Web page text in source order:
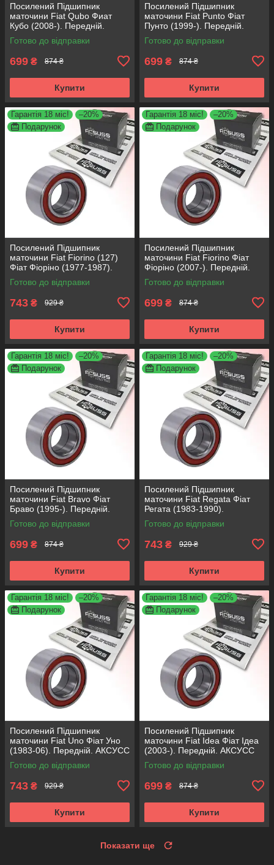
Посилений Підшипник
маточини Fiat Qubo Фиат
Кубо (2008-). Передній.
АКСУСС Корея! VKBA3538 ,
R158.44 , 713690750
Готово до відправки
699 ₴ 874 ₴
Купити
Посилений Підшипник
маточини Fiat Punto Фіат
Пунто (1999-). Передній.
АКСУСС Корея! VKBA3538 ,
R158.44 , 713690750
Готово до відправки
699 ₴ 874 ₴
Купити
Гарантія 18 міс!
–20%
Подарунок
Посилений Підшипник
маточини Fiat Fiorino (127)
Фіат Фіоріно (1977-1987).
Передній. АКСУСС Корея!
VKBA1410 , R182.60 ,
Готово до відправки
743 ₴ 929 ₴
Купити
Гарантія 18 міс!
–20%
Подарунок
Посилений Підшипник
маточини Fiat Fiorino Фіат
Фіоріно (2007-). Передній.
АКСУСС Корея! VKBA3538 ,
R158.44 , 713690750
Готово до відправки
699 ₴ 874 ₴
Купити
Гарантія 18 міс!
–20%
Подарунок
Посилений Підшипник
маточини Fiat Bravo Фіат
Браво (1995-). Передній.
АКСУСС Корея! VKBA3538 ,
R158.44 , 713690750
Готово до відправки
699 ₴ 874 ₴
Купити
Гарантія 18 міс!
–20%
Подарунок
Посилений Підшипник
маточини Fiat Regata Фіат
Регата (1983-1990).
Передній. АКСУСС Корея!
VKBA1410 , R182.60 ,
Готово до відправки
743 ₴ 929 ₴
Купити
Гарантія 18 міс!
–20%
Подарунок
Посилений Підшипник
маточини Fiat Uno Фіат Уно
(1983-06). Передній. АКСУСС
Корея! VKBA1410 , R182.60 ,
713696100
Готово до відправки
743 ₴ 929 ₴
Купити
Гарантія 18 міс!
–20%
Подарунок
Посилений Підшипник
маточини Fiat Idea Фіат Ідеа
(2003-). Передній. АКСУСС
Корея! VKBA3538 , R158.44 ,
713690750
Готово до відправки
699 ₴ 874 ₴
Купити
Показати ще